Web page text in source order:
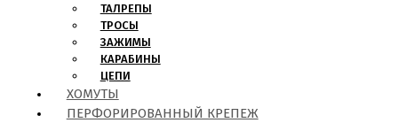
ТАЛРЕПЫ
ТРОСЫ
ЗАЖИМЫ
КАРАБИНЫ
ЦЕПИ
ХОМУТЫ
ПЕРФОРИРОВАННЫЙ КРЕПЕЖ